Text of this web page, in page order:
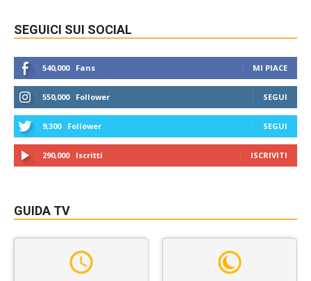
SEGUICI SUI SOCIAL
540,000 Fans MI PIACE
550,000 Follower SEGUI
9,300 Follower SEGUI
290,000 Iscritti ISCRIVITI
GUIDA TV